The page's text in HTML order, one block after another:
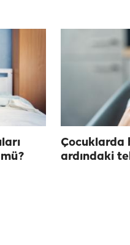
Çocuklarda
ardındaki